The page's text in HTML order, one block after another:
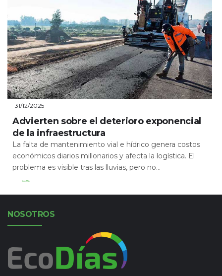
31/12/2025
Advierten sobre el deterioro exponencial
de la infraestructura
La falta de mantenimiento vial e hídrico genera costos
económicos diarios millonarios y afecta la logística. El
problema es visible tras las lluvias, pero no...
Leer Más
NOSOTROS